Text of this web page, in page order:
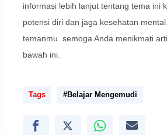
informasi lebih lanjut tentang tema ini
potensi diri dan jaga kesehatan
temanmu. semoga Anda menikmati
bawah ini.
Tags #Belajar Mengemudi